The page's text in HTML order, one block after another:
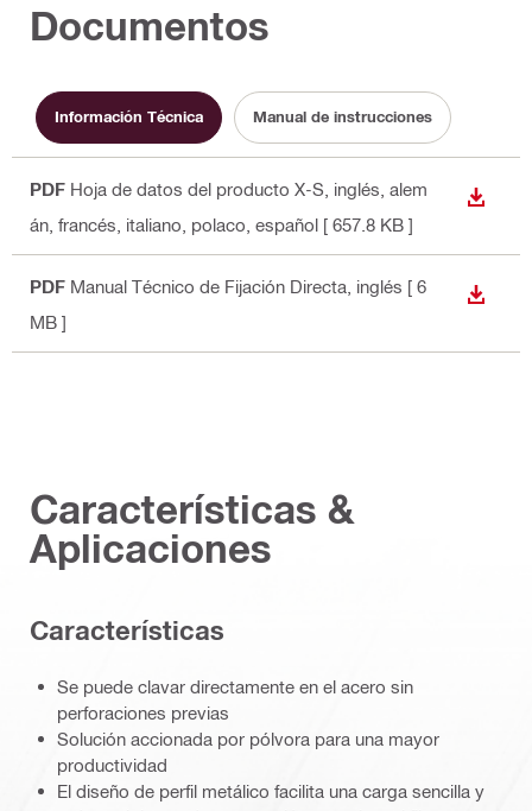
Documentos
Información Técnica Manual de instrucciones
PDF Hoja de datos del producto X-S , inglés, alem
án, francés, italiano, polaco, español [ 657.8 KB ]
PDF Manual Técnico de Fijación Directa , inglés [ 6
MB ]
Características &
Aplicaciones
Características
Se puede clavar directamente en el acero sin
perforaciones previas
Solución accionada por pólvora para una mayor
productividad
El diseño de perfil metálico facilita una carga sencilla y